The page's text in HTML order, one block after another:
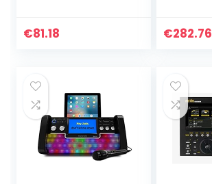
microfoons 10
€81.18 €282.76